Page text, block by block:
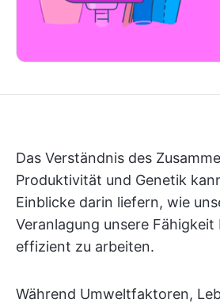
Das Verständnis des
Produktivität und Genetik
Einblicke darin liefern, wie
Veranlagung unsere Fähigkeit
effizient zu arbeiten.
Während Umweltfaktoren,